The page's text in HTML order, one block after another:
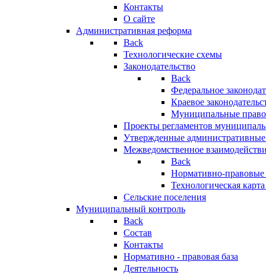
Контакты
О сайте
Административная реформа
Back
Технологические схемы
Законодательство
Back
Федеральное
Краевое
Муниципальные
Проекты регламентов
Утвержденные
Межведомственное
Back
Нормативно-правовые
Технологическая
Сельские поселения
Муниципальный контроль
Back
Состав
Контакты
Нормативно - правовая база
Деятельность